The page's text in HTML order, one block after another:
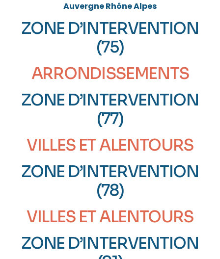
Auvergne Rhône Alpes
ZONE D’INTERVENTION
(75)
ARRONDISSEMENTS
ZONE D’INTERVENTION
(77)
VILLES ET ALENTOURS
ZONE D’INTERVENTION
(78)
VILLES ET ALENTOURS
ZONE D’INTERVENTION